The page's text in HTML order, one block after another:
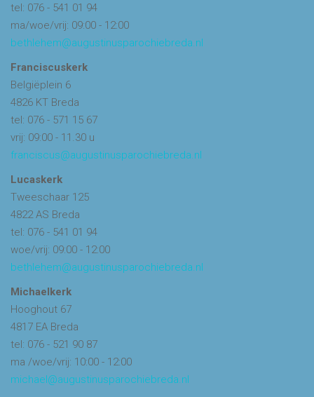
tel: 076 - 541 01 94
ma/woe/vrij: 09:00 - 12:00
bethlehem@augustinusparochiebreda.nl
Franciscuskerk
Belgiëplein 6
4826 KT Breda
tel: 076 - 571 15 67
vrij: 09:00 - 11.30 u
franciscus@augustinusparochiebreda.nl
Lucaskerk
Tweeschaar 125
4822 AS Breda
tel: 076 - 541 01 94
woe/vrij: 09:00 - 12:00
bethlehem@augustinusparochiebreda.nl
Michaelkerk
Hooghout 67
4817 EA Breda
tel: 076 - 521 90 87
ma /woe/vrij: 10:00 - 12:00
michael@augustinusparochiebreda.nl